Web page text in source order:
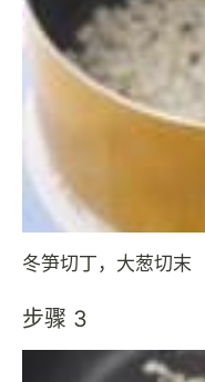
冬笋切丁，大葱切末
步骤 3